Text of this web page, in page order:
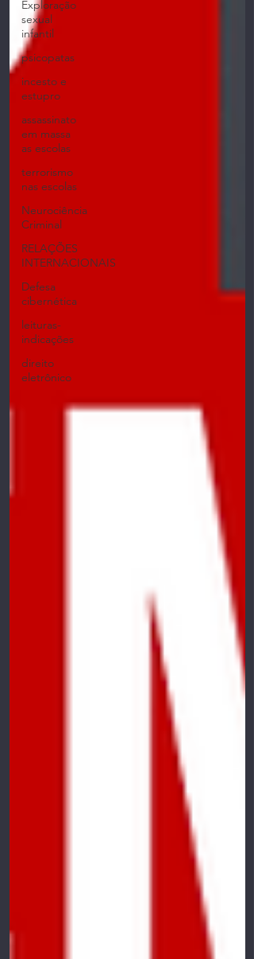
Exploração
sexual
infantil
psicopatas
incesto e
estupro
assassinato
em massa
as escolas
terrorismo
nas escolas
Neurociência
Criminal
RELAÇÕES
INTERNACIONAIS
Defesa
cibernética
leituras-
indicações
direito
eletrônico